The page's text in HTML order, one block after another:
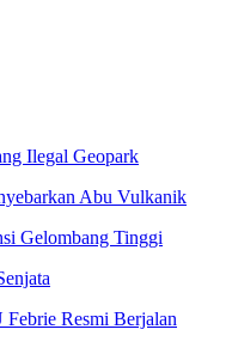
Ilegal Geopark
Abu Vulkanik
Gelombang Tinggi
Febrie Resmi Berjalan